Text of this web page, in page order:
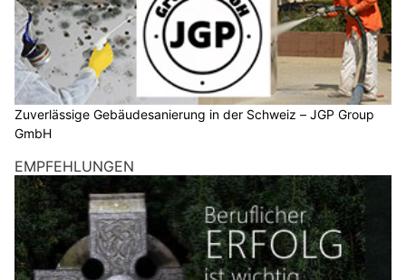
Zuverlässige Gebäudesanierung in der Schweiz – JGP Group
GmbH
EMPFEHLUNGEN